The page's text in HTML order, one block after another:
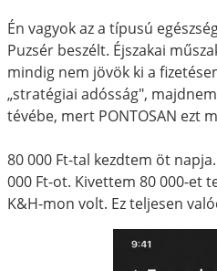
Én vagyok az a típusú
Puzsér beszélt. Éjszakai
mindig nem jövök ki a
„stratégiai adósság",
tévébe, mert PONTOSAN ezt
80 000 Ft-tal kezdtem öt
000 Ft-ot. Kivettem 80 000-et
K&H-mon volt. Ez teljesen